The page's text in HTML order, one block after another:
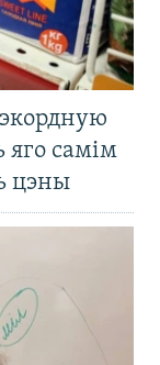
яго самім
цэны